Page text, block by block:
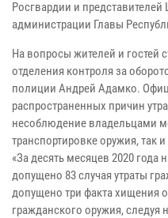
Росгвардии и представителей
администрации Главы
На вопросы жителей и гостей
отделения контроля за
полиции Андрей Адамко.
распространенных причин
несоблюдение владельцами
транспортировке оружия, так
«За десять месяцев 2020 года
допущено 83 случая утраты
допущено три факта хищения
гражданского оружия, следуя